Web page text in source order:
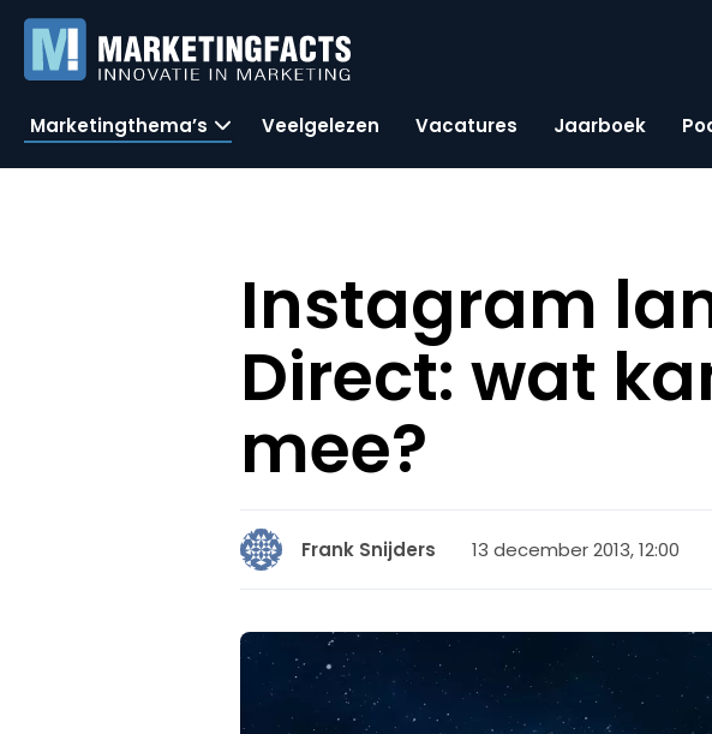
Marketingthema’s Veelgelezen Vacatures Jaarboek
Instagram
Direct: wat
mee?
Frank Snijders 13 december 2013, 12:00